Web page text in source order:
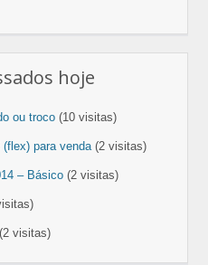
hoje
ou troco (10 visitas)
para venda (2 visitas)
– Básico (2 visitas)
(2 visitas)